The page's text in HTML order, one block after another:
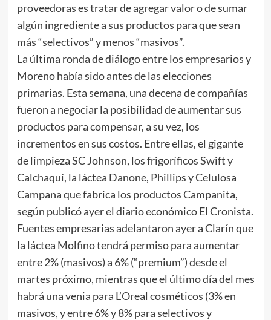
proveedoras es tratar de agregar valor o de sumar
algún ingrediente a sus productos para que sean
más “selectivos” y menos “masivos”.
La última ronda de diálogo entre los empresarios y
Moreno había sido antes de las elecciones
primarias. Esta semana, una decena de compañías
fueron a negociar la posibilidad de aumentar sus
productos para compensar, a su vez, los
incrementos en sus costos. Entre ellas, el gigante
de limpieza SC Johnson, los frigoríficos Swift y
Calchaquí, la láctea Danone, Phillips y Celulosa
Campana que fabrica los productos Campanita,
según publicó ayer el diario económico El Cronista.
Fuentes empresarias adelantaron ayer a Clarín que
la láctea Molfino tendrá permiso para aumentar
entre 2% (masivos) a 6% (“premium”) desde el
martes próximo, mientras que el último día del mes
habrá una venia para L’Oreal cosméticos (3% en
masivos, y entre 6% y 8% para selectivos y